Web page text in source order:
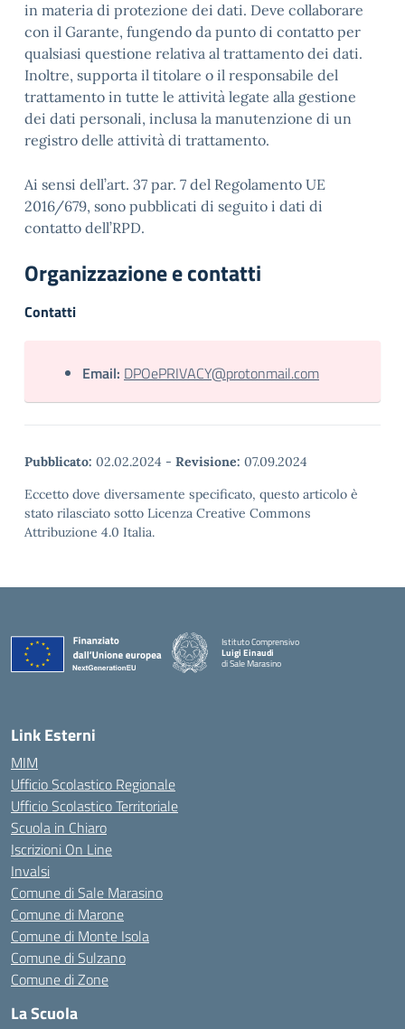
in materia di protezione dei dati. Deve collaborare
con il Garante, fungendo da punto di contatto per
qualsiasi questione relativa al trattamento dei dati.
Inoltre, supporta il titolare o il responsabile del
trattamento in tutte le attività legate alla gestione
dei dati personali, inclusa la manutenzione di un
registro delle attività di trattamento.
Ai sensi dell’art. 37 par. 7 del Regolamento UE
2016/679, sono pubblicati di seguito i dati di
contatto dell’RPD.
Organizzazione e contatti
Contatti
Email: DPOePRIVACY@protonmail.com
Pubblicato: 02.02.2024 - Revisione: 07.09.2024
Eccetto dove diversamente specificato, questo articolo è
stato rilasciato sotto Licenza Creative Commons
Attribuzione 4.0 Italia.
Istituto Comprensivo
Luigi Einaudi
di Sale Marasino
Link Esterni
MIM
Ufficio Scolastico Regionale
Ufficio Scolastico Territoriale
Scuola in Chiaro
Iscrizioni On Line
Invalsi
Comune di Sale Marasino
Comune di Marone
Comune di Monte Isola
Comune di Sulzano
Comune di Zone
La Scuola